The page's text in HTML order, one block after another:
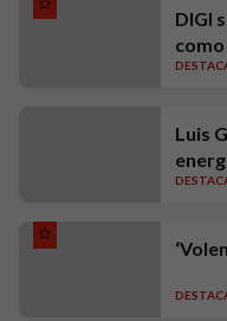
DIGI
Luis